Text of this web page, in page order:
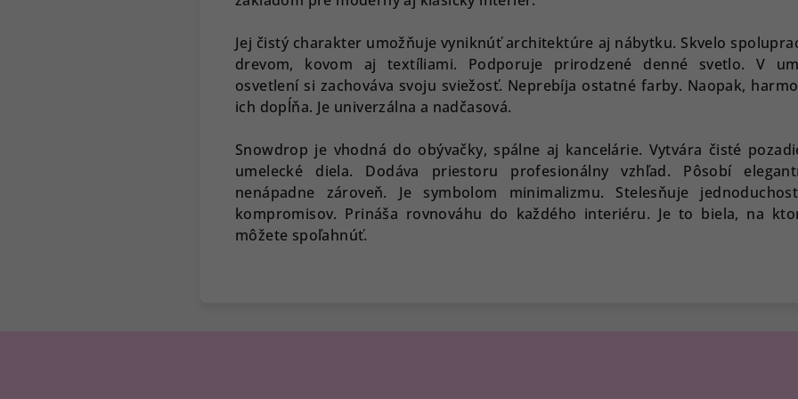
Jej čistý charakter umožňuje vyniknúť architektúre aj nábytku. Skvelo
drevom, kovom aj textíliami. Podporuje prirodzené denné svetlo. V
osvetlení si zachováva svoju sviežosť. Neprebíja ostatné farby. Naopak,
ich dopĺňa. Je univerzálna a nadčasová.
Snowdrop je vhodná do obývačky, spálne aj kancelárie. Vytvára čisté
umelecké diela. Dodáva priestoru profesionálny vzhľad. Pôsobí
nenápadne zároveň. Je symbolom minimalizmu. Stelesňuje
kompromisov. Prináša rovnováhu do každého interiéru. Je to biela, na
môžete spoľahnúť.